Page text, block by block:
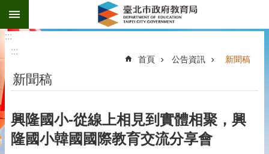
跳到主要內容區塊
:::
:::
首頁 公告資訊 新聞稿
新聞稿
興隆國小-從線上相見到實體相聚，興
隆國小韓國國際教育交流分享會